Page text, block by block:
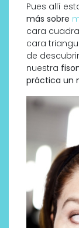
Pues allí
más sobre
cara
cara
de
nuestra
práctica un